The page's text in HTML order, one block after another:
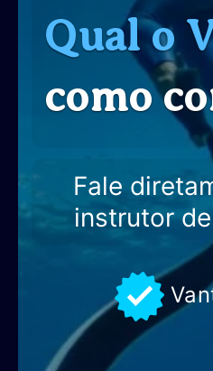
Qual o
como
Fale
instrutor